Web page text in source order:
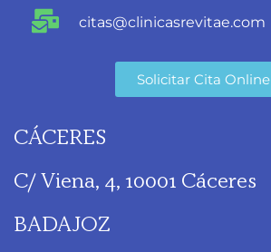
citas@clinicasrevitae.com
Solicitar Cita Online
CÁCERES
C/ Viena, 4, 10001 Cáceres
BADAJOZ